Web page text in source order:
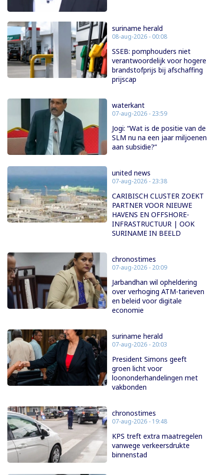
suriname herald
08-aug-2026 - 00:08
SSEB: pomphouders niet
verantwoordelijk voor hogere
brandstofprijs bij afschaffing
prijscap
waterkant
07-aug-2026 - 23:59
Jogi: “Wat is de positie van de
SLM nu na een jaar miljoenen
aan subsidie?”
united news
07-aug-2026 - 23:38
CARIBISCH CLUSTER ZOEKT
PARTNER VOOR NIEUWE
HAVENS EN OFFSHORE-
INFRASTRUCTUUR | OOK
SURINAME IN BEELD
chronostimes
07-aug-2026 - 20:09
Jarbandhan wil opheldering
over verhoging ATM-tarieven
en beleid voor digitale
economie
suriname herald
07-aug-2026 - 20:03
President Simons geeft
groen licht voor
loononderhandelingen met
vakbonden
chronostimes
07-aug-2026 - 19:48
KPS treft extra maatregelen
vanwege verkeersdrukte
binnenstad